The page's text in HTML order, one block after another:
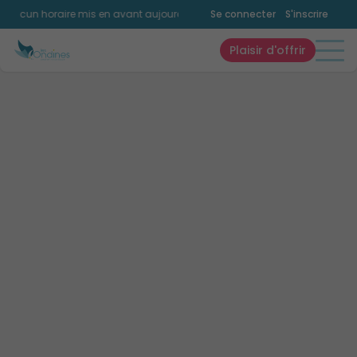
horaire mis en avant aujourd'hui. Consultez la page horaires.
Se connecter S'inscrire
Plaisir d'offrir